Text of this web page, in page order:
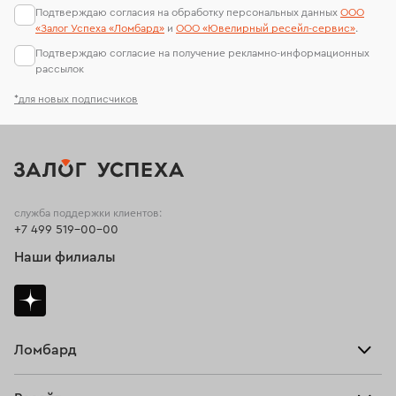
*для новых подписчиков
Подтверждаю согласия на обработку персональных данных ООО
«Залог Успеха «Ломбард» и ООО «Ювелирный ресейл-сервиc».
Подтверждаю согласие на получение рекламно-информационных
рассылок
Ломбард
служба поддержки клиентов:
+7 499 519-00-00
Наши филиалы